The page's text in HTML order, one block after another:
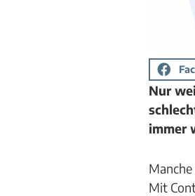
Nur
immer
Mit